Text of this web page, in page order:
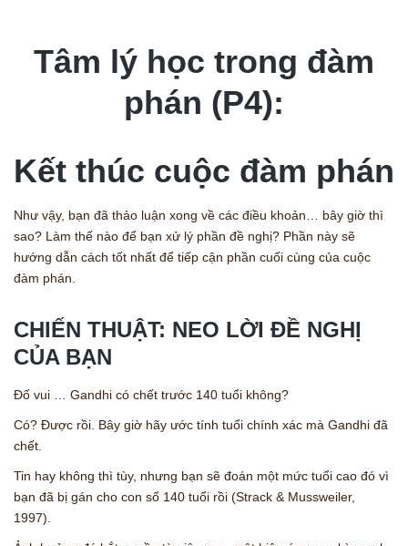
Tâm lý học trong đàm
phán (P4):
Kết thúc cuộc đàm phán
Như vậy, bạn đã thảo luận xong về các điều khoản… bây giờ thì
sao? Làm thế nào để bạn xử lý phần đề nghị? Phần này sẽ
hướng dẫn cách tốt nhất để tiếp cận phần cuối cùng của cuộc
đàm phán.
CHIẾN THUẬT: NEO LỜI ĐỀ NGHỊ
CỦA BẠN
Đố vui … Gandhi có chết trước 140 tuổi không?
Có? Được rồi. Bây giờ hãy ước tính tuổi chính xác mà Gandhi đã
chết.
Tin hay không thì tùy, nhưng bạn sẽ đoán một mức tuổi cao đó vì
bạn đã bị gán cho con số 140 tuổi rồi (Strack & Mussweiler,
1997).